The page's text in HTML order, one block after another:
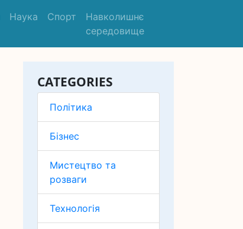
Наука Спорт
Навколишнє
середовище
CATEGORIES
Політика
Бізнес
Мистецтво та
розваги
Технологія